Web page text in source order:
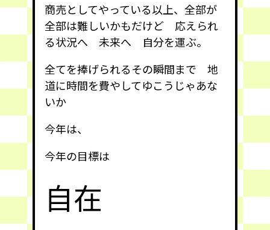
商売としてやっている以上、全部が
全部は難しいかもだけど 応えられ
る状況へ 未来へ 自分を運ぶ。
全てを捧げられるその瞬間まで 地
道に時間を費やしてゆこうじゃあな
いか
今年は、
今年の目標は
自在